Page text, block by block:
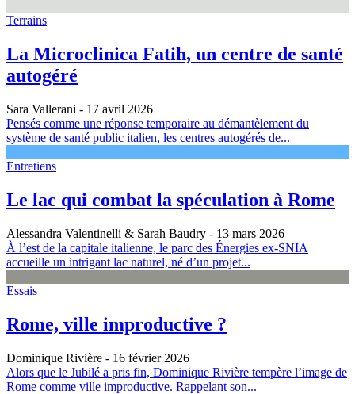
Terrains
La Microclinica Fatih, un centre de santé
autogéré
Sara Vallerani - 17 avril 2026
Pensés comme une réponse temporaire au démantèlement du
système de santé public italien, les centres autogérés de...
Entretiens
Le lac qui combat la spéculation à Rome
Alessandra Valentinelli & Sarah Baudry - 13 mars 2026
À l’est de la capitale italienne, le parc des Énergies ex-SNIA
accueille un intrigant lac naturel, né d’un projet...
Essais
Rome, ville improductive ?
Dominique Rivière - 16 février 2026
Alors que le Jubilé a pris fin, Dominique Rivière tempère l’image de
Rome comme ville improductive. Rappelant son...